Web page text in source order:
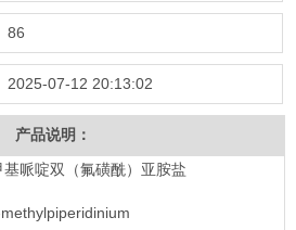
86
2025-07-12 20:13:02
产品说明：
哌啶双（氟磺酰）亚胺盐